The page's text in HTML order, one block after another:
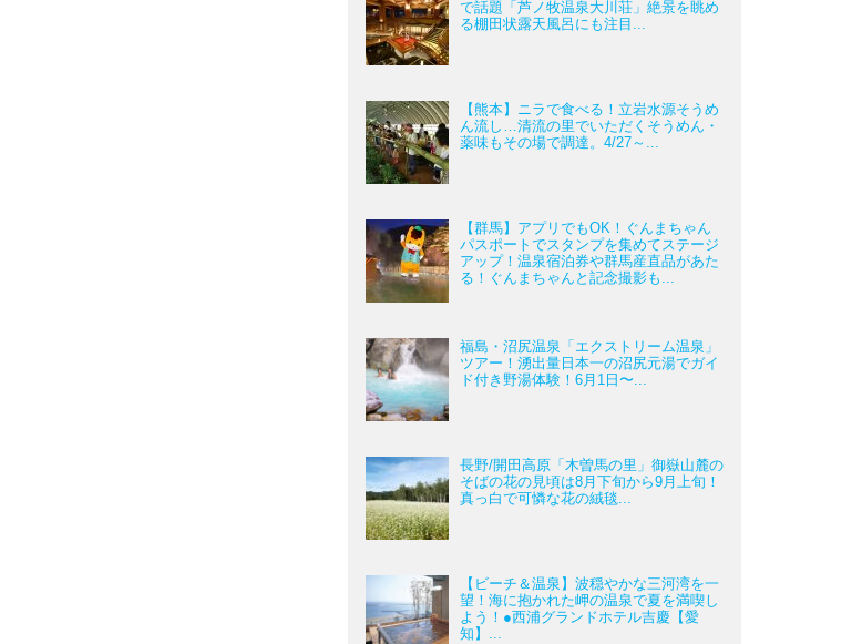
で話題「芦ノ牧温泉大川荘」絶景を眺め
る棚田状露天風呂にも注目...
【熊本】ニラで食べる！立岩水源そうめ
ん流し…清流の里でいただくそうめん・
薬味もその場で調達。4/27～...
【群馬】アプリでもOK！ぐんまちゃん
パスポートでスタンプを集めてステージ
アップ！温泉宿泊券や群馬産直品があた
る！ぐんまちゃんと記念撮影も...
福島・沼尻温泉「エクストリーム温泉」
ツアー！湧出量日本一の沼尻元湯でガイ
ド付き野湯体験！6月1日〜...
長野/開田高原「木曽馬の里」御嶽山麓の
そばの花の見頃は8月下旬から9月上旬！
真っ白で可憐な花の絨毯...
【ビーチ＆温泉】波穏やかな三河湾を一
望！海に抱かれた岬の温泉で夏を満喫し
よう！●西浦グランドホテル吉慶【愛
知】...